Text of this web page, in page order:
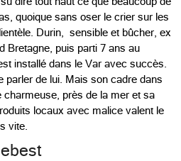
quoique sans oser le crier sur les
Durin, sensible et bûcher, ex
Bretagne, puis parti 7 ans au
installé dans le Var avec succès.
parler de lui. Mais son cadre dans
près de la mer et sa
locaux avec malice valent le
vite.